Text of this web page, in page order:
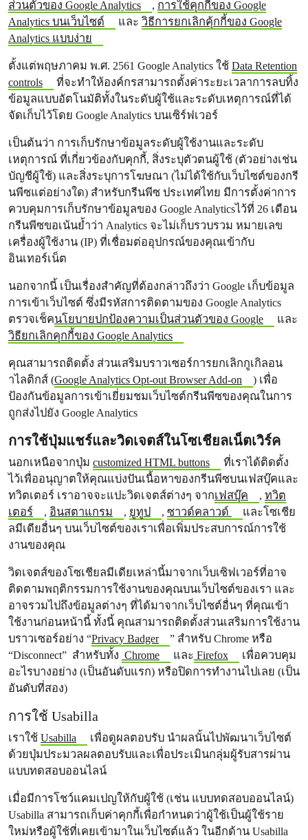
ส่วนตัวของ Google Analytics , การใช้คุกกี้ของ Google
Analytics บนเว็บไซต์
และ วิธีการยกเลิกคุ้กกี้ของ Google
Analytics แบบง่าย
ตั้งแต่พฤษภาคม พ.ศ. 2561 Google Analytics ใช้ Data Retention
controls
ที่จะทำให้องค์กรสามารถตั้งค่าระยะเวลาการลบทิ้ง
ข้อมูลแบบอัตโนมัติทั้งในระดับผู้ใช้และระดับเหตุการณ์ที่ได้
จัดเก็บไว้โดย Google Analytics บนเซิร์ฟเวอร์
เป็นต้นว่า การเก็บรักษาข้อมูลระดับผู้ใช้งานและระดับ
เหตุการณ์ ที่เกี่ยวข้องกับคุกกี้, สิ่งระบุตัวตนผู้ใช้ (ตัวอย่างเช่น
บัญชีผู้ใช้) และสิ่งระบุการโฆษณา (ไม่ได้ใช้กับเว็บไซต์ของกรี
นพีซแต่อย่างใด) สำหรับกรีนพีซ ประเทศไทย มีการตั้งค่าการ
ควบคุมการเก็บรักษาข้อมูลของ Google Analyticsไว้ที่ 26 เดือน
กรีนพีซขอเน้นย้ำว่า Analytics จะไม่เก็บรวบรวม หมายเลข
เครื่องผู้ใช้งาน (IP) ที่เชื่อมต่ออุปกรณ์ของคุณเข้ากับ
อินเทอร์เน็ต
นอกจากนี้ เป็นเรื่องสำคัญที่ต้องกล่าวถึงว่า Google เก็บข้อมูล
การเข้าเว็บไซต์ ซึ่งมีรหัสการติดตามของ Google Analytics
ตรวจเช็คนโยบายปกป้องความเป็นส่วนตัวของ Google
และ
วิธียกเลิกคุกกี้ของ Google Analytics
คุณสามารถติดตั้ง ส่วนเสริมบราวเซอร์การยกเลิกกูเกิลอน
าไลติกส์ (Google Analytics Opt-out Browser Add-on
) เพื่อ
ป้องกันข้อมูลการเข้าเยี่ยมชมเว็บไซต์กรีนพีซของคุณในการ
ถูกส่งไปยัง Google Analytics
การใช้ปุ่มแชร์และวิดเจตส์ในโซเชียลเน็ตเวิร์ค
นอกเหนือจากปุ่ม customized HTML buttons
ที่เราได้ติดตั้ง
ไว้เพื่ออนุญาตให้คุณแบ่งปันเนื้อหาของกรีนพีซบนเฟสบุ๊คและ
ทวิตเตอร์ เราอาจจะแปะวิดเจตส์ต่างๆ จากเฟสบุ๊ค , ทวิต
เตอร์
, อินสตาแกรม , ยูทูป , ซาวด์คลาวด์
และโซเชีย
ลมีเดียอื่นๆ บนเว็บไซต์ของเราเพื่อเพิ่มประสบการณ์การใช้
งานของคุณ
วิดเจตส์ของโซเชียลมีเดียเหล่านี้มาจากเว็บเซิฟเวอร์ที่อาจ
ติดตามพฤติกรรมการใช้งานของคุณบนเว็บไซต์ของเรา และ
อาจรวมไปถึงข้อมูลต่างๆ ที่ได้มาจากเว็บไซต์อื่นๆ ที่คุณเข้า
ใช้งานก่อนหน้านี้ ทั้งนี้ คุณสามารถติดตั้งส่วนเสริมการใช้งาน
บราวเซอร์อย่าง “Privacy Badger
” สำหรับ Chrome หรือ
“Disconnect” สำหรับทั้ง Chrome และ Firefox
เพื่อควบคุม
อะไรบางอย่าง (เป็นอันดับแรก) หรือปิดการทำงานไปเลย (เป็น
อันดับที่สอง)
การใช้ Usabilla
เราใช้ Usabilla
เพื่อดูผลตอบรับ นำผลนั้นไปพัฒนาเว็บไซต์
ด้วยปุ่มประมวลผลตอบรับและเพื่อประเมินกลุ่มผู้รับสารผ่าน
แบบทดสอบออนไลน์
เมื่อมีการโชว์แคมเปญให้กับผู้ใช้ (เช่น แบบทดสอบออนไลน์)
Usabilla สามารถเก็บค่าคุกกี้เพื่อกำหนดว่าผู้ใช้เป็นผู้ใช้ราย
ใหม่หรือผู้ใช้ที่เคยเข้ามาในเว็บไซต์แล้ว ในอีกด้าน Usabilla